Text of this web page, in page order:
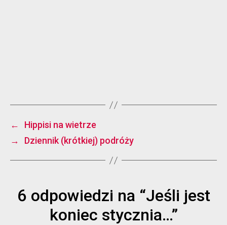
←
Hippisi na wietrze
→
Dziennik (krótkiej) podróży
6 odpowiedzi na “Jeśli jest
koniec stycznia…”